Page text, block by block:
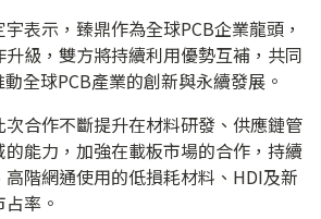
表示，臻鼎作為全球PCB企業龍頭，
級，雙方將持續利用優勢互補，共同
全球PCB產業的創新與永續發展。
合作不斷提升在材料研發、供應鏈管
能力，加強在載板市場的合作，持續
階網通使用的低損耗材料、HDI及新
率。